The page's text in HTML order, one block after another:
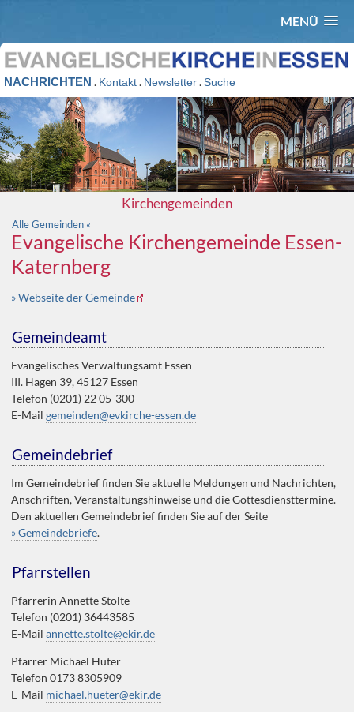
MENÜ
NACHRICHTEN . Kontakt. Newsletter.Suche
Kirchengemeinden
Alle Gemeinden «
Evangelische Kirchengemeinde Essen-
Katernberg
» Webseite der Gemeinde
Gemeindeamt
Evangelisches Verwaltungsamt Essen
III. Hagen 39, 45127 Essen
Telefon (0201) 22 05-300
E-Mailgemeinden@evkirche-essen.de
Gemeindebrief
Im Gemeindebrief finden Sie aktuelle Meldungen und Nachrichten,
Anschriften, Veranstaltungshinweise und die Gottesdiensttermine.
Den aktuellen Gemeindebrief finden Sie auf der Seite
» Gemeindebriefe.
Pfarrstellen
Pfarrerin Annette Stolte
Telefon (0201) 36443585
E-Mailannette.stolte@ekir.de
Pfarrer Michael Hüter
Telefon 0173 8305909
E-Mail michael.hueter@ekir.de